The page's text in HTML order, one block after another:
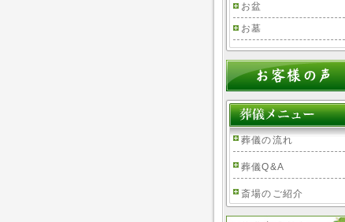
お盆
お墓
葬儀の流れ
葬儀Q&A
斎場のご紹介